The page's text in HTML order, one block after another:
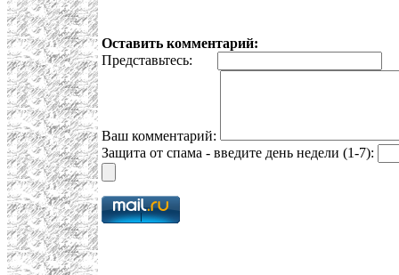
Оставить комментарий:
Представьтесь:
Ваш комментарий:
Защита от спама - введите день недели (1-7):